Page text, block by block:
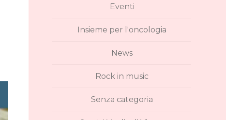
Eventi
Insieme per l'oncologia
News
Rock in music
Senza categoria